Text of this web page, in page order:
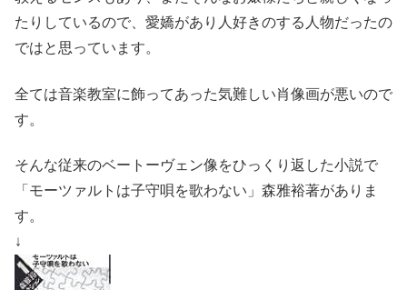
たりしているので、愛嬌があり人好きのする人物だったの
ではと思っています。
全ては音楽教室に飾ってあった気難しい肖像画が悪いので
す。
そんな従来のベートーヴェン像をひっくり返した小説で
「モーツァルトは子守唄を歌わない」森雅裕著がありま
す。
↓